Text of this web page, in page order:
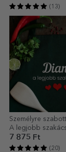
(13)
Személyre
A legjobb
7 875 Ft
(20)